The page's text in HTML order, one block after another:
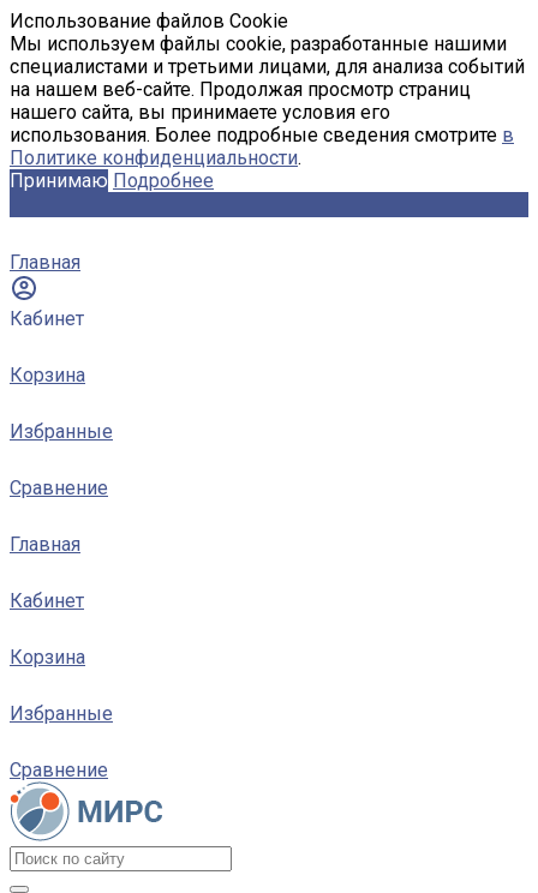
Использование файлов Cookie
Мы используем файлы cookie, разработанные нашими
специалистами и третьими лицами, для анализа событий
на нашем веб-сайте. Продолжая просмотр страниц
нашего сайта, вы принимаете условия его
использования. Более подробные сведения смотрите в
Политике конфиденциальности.
Принимаю Подробнее
Главная
Кабинет
Корзина
Избранные
Сравнение
Главная
Кабинет
Корзина
Избранные
Сравнение